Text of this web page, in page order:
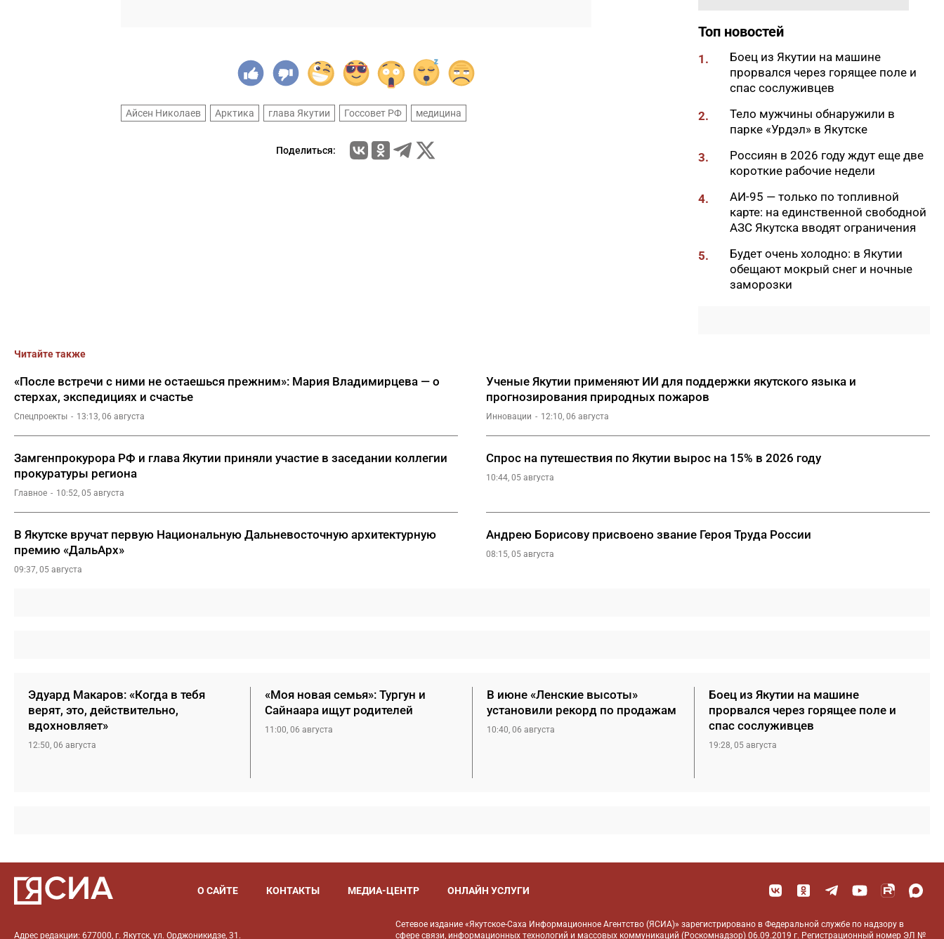
Айсен Николаев Арктика глава Якутии Госсовет РФ медицина
Поделиться:
Сайнаара ищут родителей
Школьники из Якутии
полюс с экспедицией
Росатома
10:42
В Якутии семь лесных
пожаров потушили за сутки
10:40
₽ В июне «Ленские высоты»
установили рекорд по
продажам
10:21
Определен порядок партий в
бюллетене на выборах в
Госдуму
дороги «Нам» в Намском
АЛРОСА – среди лучших
Топ новостей
1.
Боец из Якутии на машине
прорвался через горящее поле и
спас сослуживцев
2.
Тело мужчины обнаружили в
парке «Урдэл» в Якутске
3.
Россиян в 2026 году ждут еще две
короткие рабочие недели
4.
АИ-95 — только по топливной
карте: на единственной свободной
АЗС Якутска вводят ограничения
5.
Будет очень холодно: в Якутии
обещают мокрый снег и ночные
заморозки
Читайте также
«После встречи с ними не остаешься прежним»: Мария Владимирцева — о
стерхах, экспедициях и счастье
Спецпроекты 13:13, 06 августа
Ученые Якутии применяют ИИ для поддержки якутского языка и
прогнозирования природных пожаров
Инновации 12:10, 06 августа
Замгенпрокурора РФ и глава Якутии приняли участие в заседании коллегии
прокуратуры региона
Главное 10:52, 05 августа
Спрос на путешествия по Якутии вырос на 15% в 2026 году
10:44, 05 августа
В Якутске вручат первую Национальную Дальневосточную архитектурную
премию «ДальАрх»
09:37, 05 августа
Андрею Борисову присвоено звание Героя Труда России
08:15, 05 августа
Эдуард Макаров: «Когда в тебя
верят, это, действительно,
вдохновляет»
12:50, 06 августа
«Моя новая семья»: Тургун и
Сайнаара ищут родителей
11:00, 06 августа
В июне «Ленские высоты»
установили рекорд по продажам
10:40, 06 августа
Боец из Якутии на машине
прорвался через горящее поле и
спас сослуживцев
19:28, 05 августа
О САЙТЕ КОНТАКТЫ МЕДИА-ЦЕНТР ОНЛАЙН УСЛУГИ
Адрес редакции: 677000, г. Якутск, ул. Орджоникидзе, 31.
Сетевое издание «Якутское-Саха Информационное Агентство (ЯСИА)» зарегистрировано в Федеральной службе по надзору в
сфере связи, информационных технологий и массовых коммуникаций (Роскомнадзор) 06.09.2019 г. Регистрационный номер ЭЛ №